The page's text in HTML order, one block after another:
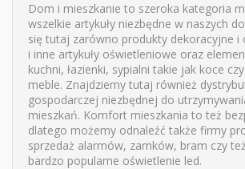
Dom i mieszkanie to szeroka kategoria
wszelkie artykuły niezbędne w naszych
się tutaj zarówno produkty dekoracyjne i
i inne artykuły oświetleniowe oraz
kuchni, łazienki, sypialni takie jak koce
meble. Znajdziemy tutaj również
gospodarczej niezbędnej do
mieszkań. Komfort mieszkania to też
dlatego możemy odnaleźć także firmy
sprzedaż alarmów, zamków, bram czy
bardzo popularne oświetlenie led.